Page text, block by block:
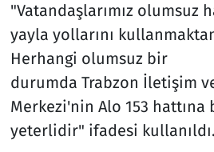
"Vatandaşlarımız olumsuz
yayla yollarını
Herhangi olumsuz bir
durumda Trabzon İletişim
Merkezi'nin Alo 153
yeterlidir" ifadesi kullanıldı.